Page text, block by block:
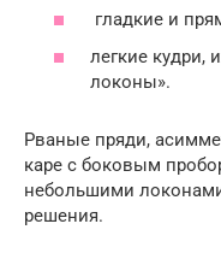
гладкие и
легкие кудри,
локоны».
Рваные пряди,
каре с боковым
небольшими
решения.